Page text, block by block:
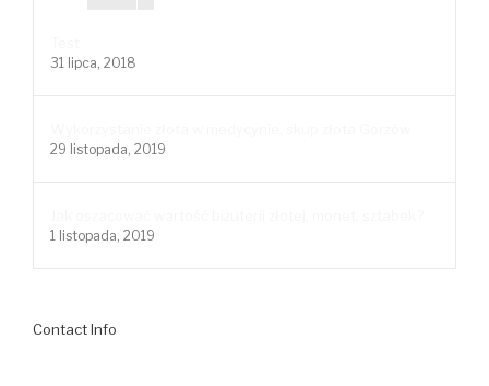
31 lipca, 2018
29 listopada, 2019
1 listopada, 2019
Contact Info